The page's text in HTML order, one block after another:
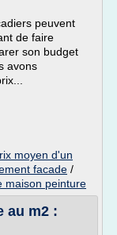
peuvent
de faire
son budget
avons
moyen d'un
facade /
maison peinture
au m2 :